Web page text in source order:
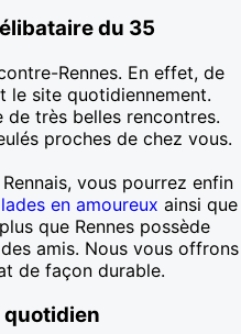
du 35
Rennes. En effet, de
le site quotidiennement.
très belles rencontres.
proches de chez vous.
vous pourrez enfin
en amoureux ainsi que
que Rennes possède
amis. Nous vous offrons
de façon durable.
quotidien